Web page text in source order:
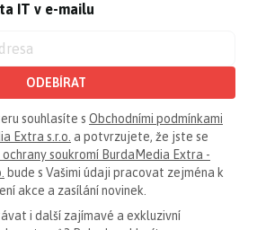
IT v e-mailu
ODEBÍRAT
souhlasíte s Obchodními podmínkami
Extra s.r.o. a potvrzujete, že jste se
soukromí BurdaMedia Extra -
bude s Vašimi údaji pracovat zejména k
akce a zasílání novinek.
i další zajímavé a exkluzivní